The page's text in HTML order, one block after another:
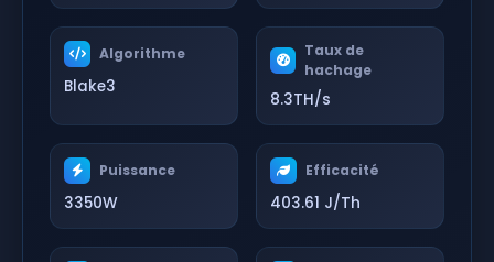
Algorithme
Blake3
Taux de
hachage
8.3TH/s
Puissance
3350W
Efficacité
403.61 J/Th